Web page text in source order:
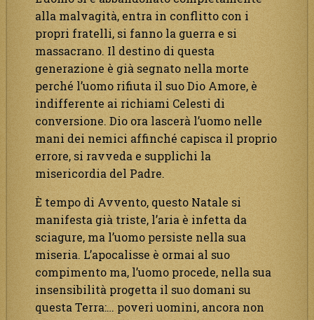
alla malvagità, entra in conflitto con i
propri fratelli, si fanno la guerra e si
massacrano. Il destino di questa
generazione è già segnato nella morte
perché l’uomo rifiuta il suo Dio Amore, è
indifferente ai richiami Celesti di
conversione. Dio ora lascerà l’uomo nelle
mani dei nemici affinché capisca il proprio
errore, si ravveda e supplichi la
misericordia del Padre.
È tempo di Avvento, questo Natale si
manifesta già triste, l’aria è infetta da
sciagure, ma l’uomo persiste nella sua
miseria. L’apocalisse è ormai al suo
compimento ma, l’uomo procede, nella sua
insensibilità progetta il suo domani su
questa Terra:… poveri uomini, ancora non